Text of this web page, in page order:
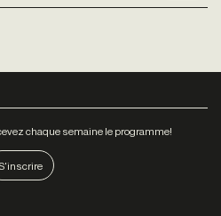
chaque semaine le programme!